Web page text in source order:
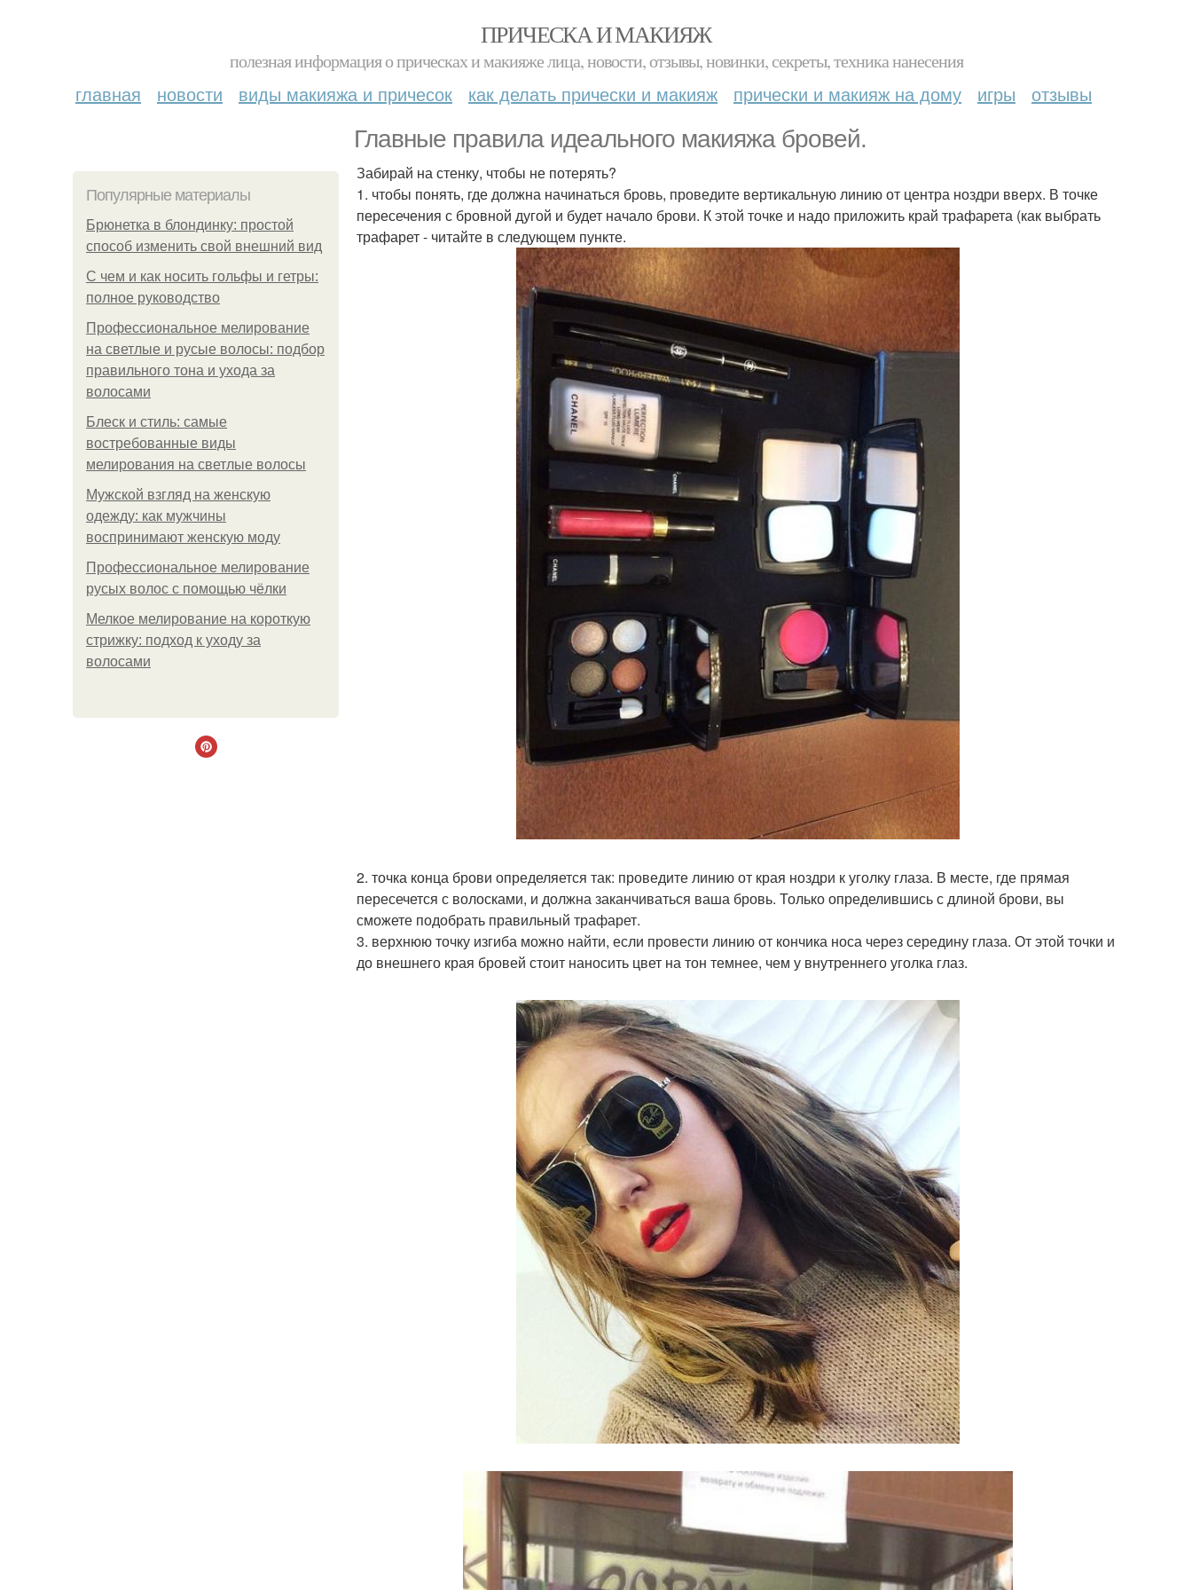
ПРИЧЕСКА И МАКИЯЖ
полезная информация о прическах и макияже лица, новости, отзывы, новинки, секреты, техника нанесения
главная новости виды макияжа и причесок как делать прически и макияж прически и макияж на дому игры отзывы
Главные правила идеального макияжа бровей.
Популярные материалы
Брюнетка в блондинку: простой
способ изменить свой внешний вид
С чем и как носить гольфы и гетры:
полное руководство
Профессиональное мелирование
на светлые и русые волосы: подбор
правильного тона и ухода за
волосами
Блеск и стиль: самые
востребованные виды
мелирования на светлые волосы
Мужской взгляд на женскую
одежду: как мужчины
воспринимают женскую моду
Профессиональное мелирование
русых волос с помощью чёлки
Мелкое мелирование на короткую
стрижку: подход к уходу за
волосами
Забирай на стенку, чтобы не потерять?
1. чтобы понять, где должна начинаться бровь, проведите вертикальную линию от центра ноздри вверх. В точке
пересечения с бровной дугой и будет начало брови. К этой точке и надо приложить край трафарета (как выбрать
трафарет - читайте в следующем пункте.
2. точка конца брови определяется так: проведите линию от края ноздри к уголку глаза. В месте, где прямая
пересечется с волосками, и должна заканчиваться ваша бровь. Только определившись с длиной брови, вы
сможете подобрать правильный трафарет.
3. верхнюю точку изгиба можно найти, если провести линию от кончика носа через середину глаза. От этой точки и
до внешнего края бровей стоит наносить цвет на тон темнее, чем у внутреннего уголка глаз.